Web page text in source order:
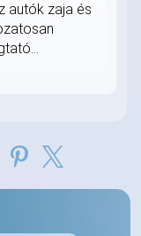
autók zaja és